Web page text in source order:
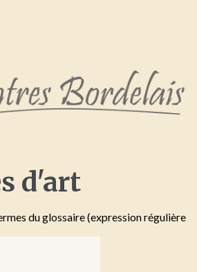
d'art
du glossaire (expression régulière